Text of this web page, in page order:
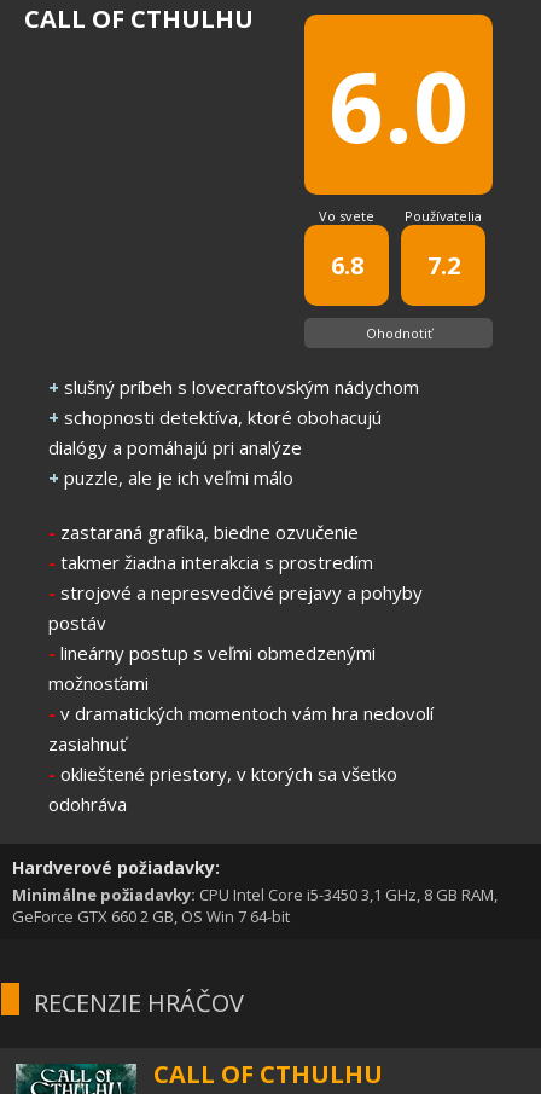
6.0
Vo svete
6.8
Používatelia
7.2
Ohodnotiť
CALL OF CTHULHU
+ slušný príbeh s lovecraftovským nádychom
+ schopnosti detektíva, ktoré obohacujú
dialógy a pomáhajú pri analýze
+ puzzle, ale je ich veľmi málo
- zastaraná grafika, biedne ozvučenie
- takmer žiadna interakcia s prostredím
- strojové a nepresvedčivé prejavy a pohyby
postáv
- lineárny postup s veľmi obmedzenými
možnosťami
- v dramatických momentoch vám hra nedovolí
zasiahnuť
- oklieštené priestory, v ktorých sa všetko
odohráva
Hardverové požiadavky:
Minimálne požiadavky: CPU Intel Core i5-3450 3,1 GHz, 8 GB RAM,
GeForce GTX 660 2 GB, OS Win 7 64-bit
RECENZIE HRÁČOV
CALL OF CTHULHU